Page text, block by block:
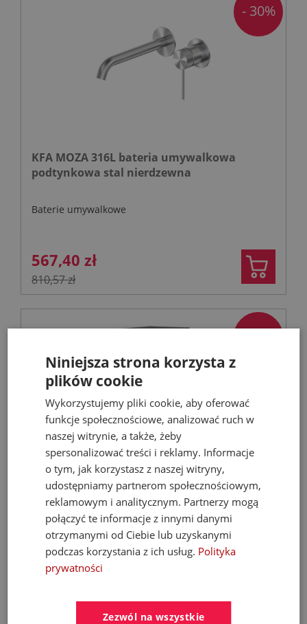
KFA MOZA 316L bateria umywalkowa
podtynkowa stal nierdzewna
Baterie umywalkowe
567,40 zł
810,57 zł
- 30%
FERROLI Kocioł BIOPELLET PRO 24 KW Eco
Design
Kotły C.O. na pellet
21 068,67 zł
Niniejsza strona korzysta z
plików cookie
Wykorzystujemy pliki cookie, aby oferować
funkcje społecznościowe, analizować ruch w
naszej witrynie, a także, żeby
spersonalizować treści i reklamy. Informacje
o tym, jak korzystasz z naszej witryny,
udostępniamy partnerom społecznościowym,
reklamowym i analitycznym. Partnerzy mogą
połączyć te informacje z innymi danymi
otrzymanymi od Ciebie lub uzyskanymi
podczas korzystania z ich usług. Polityka
prywatności
Zezwól na wszystkie